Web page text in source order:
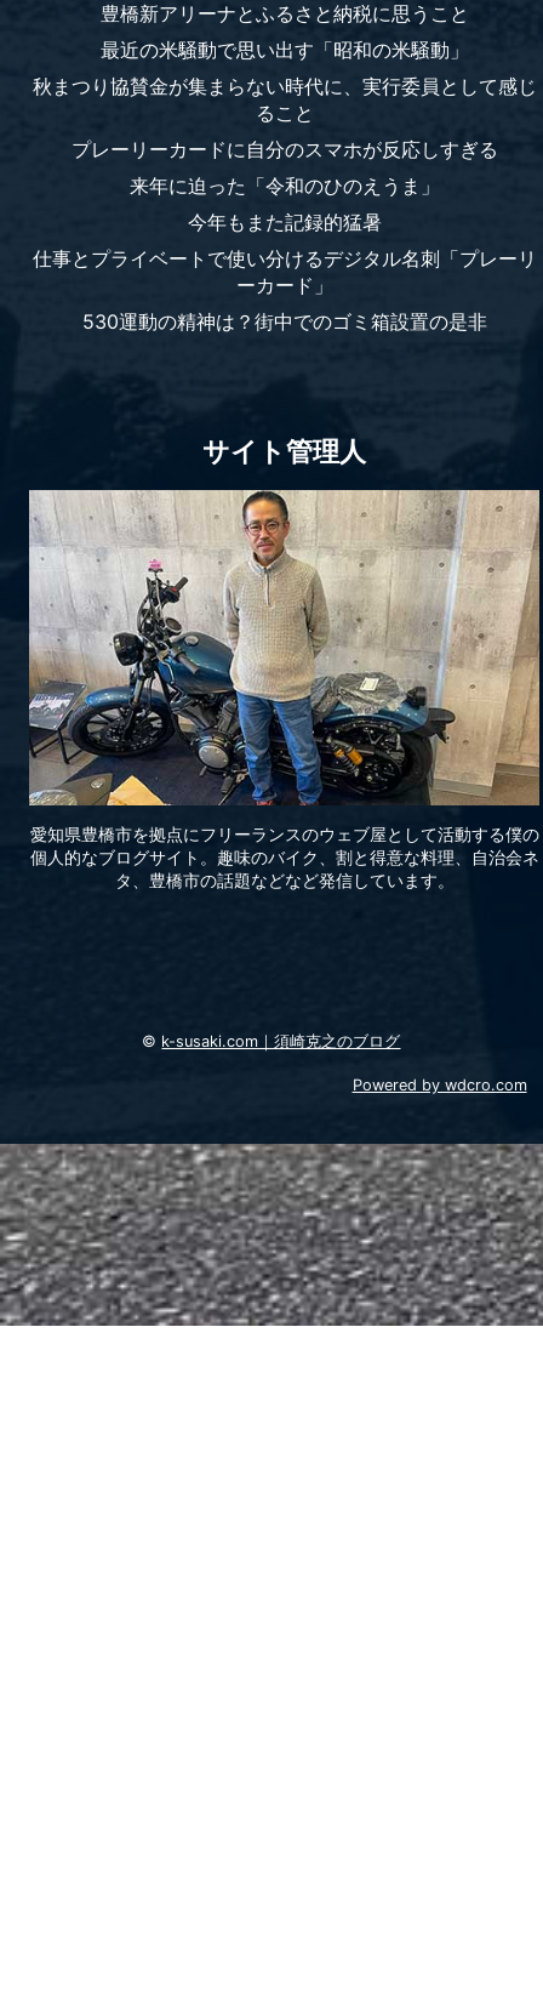
豊橋新アリーナとふるさと納税に思うこと
最近の米騒動で思い出す「昭和の米騒動」
秋まつり協賛金が集まらない時代に、実行委員として感じ
ること
プレーリーカードに自分のスマホが反応しすぎる
来年に迫った「令和のひのえうま」
今年もまた記録的猛暑
仕事とプライベートで使い分けるデジタル名刺「プレーリ
ーカード」
530運動の精神は？街中でのゴミ箱設置の是非
サイト管理人
愛知県豊橋市を拠点にフリーランスのウェブ屋として活動する僕の
個人的なブログサイト。趣味のバイク、割と得意な料理、自治会ネ
タ、豊橋市の話題などなど発信しています。
© k-susaki.com｜須崎克之のブログ
Powered by wdcro.com